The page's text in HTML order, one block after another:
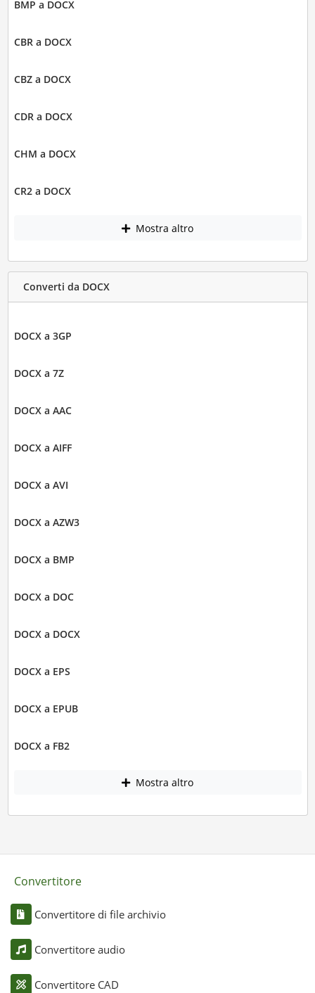
BMP a DOCX
CBR a DOCX
CBZ a DOCX
CDR a DOCX
CHM a DOCX
CR2 a DOCX
Mostra altro
Converti da DOCX
DOCX a 3GP
DOCX a 7Z
DOCX a AAC
DOCX a AIFF
DOCX a AVI
DOCX a AZW3
DOCX a BMP
DOCX a DOC
DOCX a DOCX
DOCX a EPS
DOCX a EPUB
DOCX a FB2
Mostra altro
Convertitore
Convertitore di file archivio
Convertitore audio
Convertitore CAD